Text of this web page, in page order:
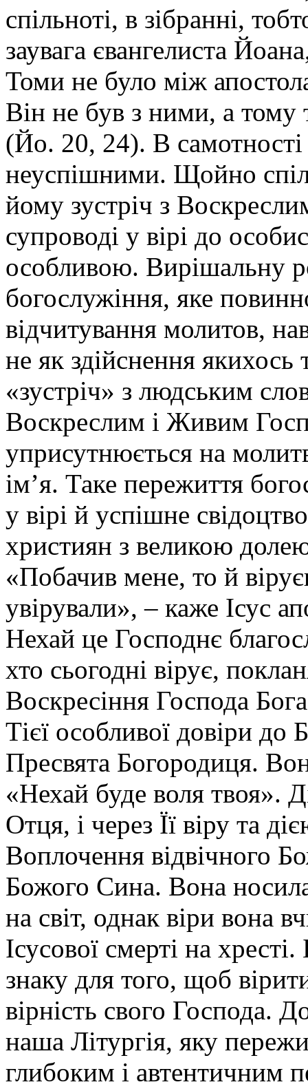
спільноті, в зібранні,
заувага євангелиста
Томи не було між
Він не був з ними, а тому
(Йо. 20, 24). В
неуспішними. Щойно
йому зустріч з
супроводі у вірі до
особливою. Вирішальну
богослужіння, яке
відчитування молитов,
не як здійснення
«зустріч» з людським
Воскреслим і Живим
уприсутнюється на
ім’я. Таке пережиття
у вірі й успішне
християн з великою
«Побачив мене, то й
увірували», – каже Ісус
Нехай це Господнє
хто сьогодні вірує,
Воскресіння Господа
Тієї особливої довіри до
Пресвята Богородиця.
«Нехай буде воля твоя».
Отця, і через Її віру та
Воплочення відвічного
Божого Сина. Вона
на світ, однак віри вона
Ісусової смерті на
знаку для того, щоб
вірність свого Господа.
наша Літургія, яку
глибоким і автентичним